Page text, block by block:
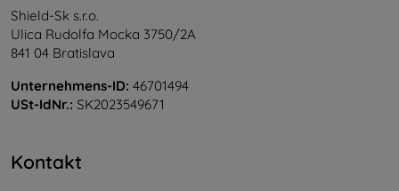
Shield-Sk s.r.o.
Ulica Rudolfa Mocka 3750/2A
841 04 Bratislava
Unternehmens-ID: 46701494
USt-IdNr.: SK2023549671
Kontakt